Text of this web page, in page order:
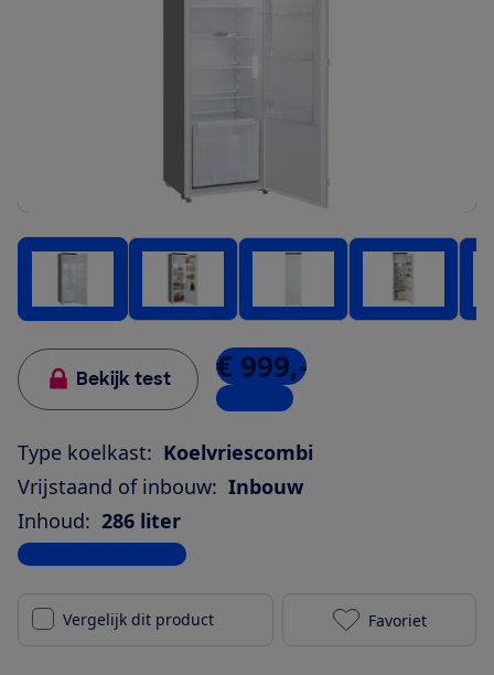
Bekijk test € 999,-
2 winkels
Type koelkast: Koelvriescombi
Vrijstaand of inbouw: Inbouw
Inhoud: 286 liter
Bekijk alle specificaties
Vergelijk dit product AEG
Favoriet